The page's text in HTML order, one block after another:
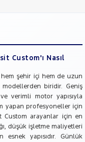
Custom'ı Nasıl
şehir içi hem de uzun
biridir. Geniş
verimli motor yapısıyla
yapan profesyoneller için
arayanlar için en
düşük işletme maliyetleri
yapısıdır. Günlük